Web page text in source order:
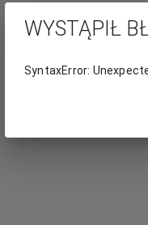
WYSTĄPIŁ
SyntaxError: